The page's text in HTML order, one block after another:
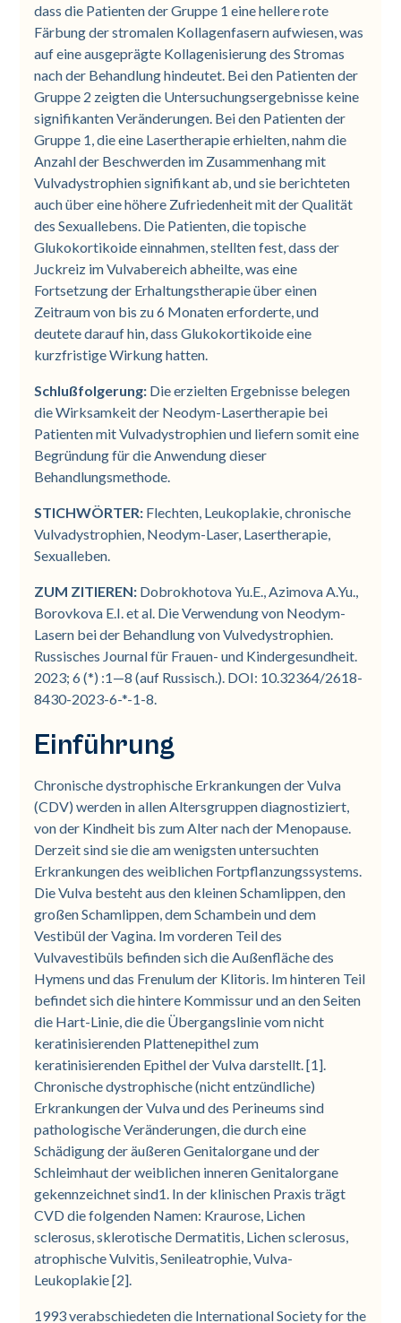
dass die Patienten der Gruppe 1 eine hellere rote
Färbung der stromalen Kollagenfasern aufwiesen, was
auf eine ausgeprägte Kollagenisierung des Stromas
nach der Behandlung hindeutet. Bei den Patienten der
Gruppe 2 zeigten die Untersuchungsergebnisse keine
signifikanten Veränderungen. Bei den Patienten der
Gruppe 1, die eine Lasertherapie erhielten, nahm die
Anzahl der Beschwerden im Zusammenhang mit
Vulvadystrophien signifikant ab, und sie berichteten
auch über eine höhere Zufriedenheit mit der Qualität
des Sexuallebens. Die Patienten, die topische
Glukokortikoide einnahmen, stellten fest, dass der
Juckreiz im Vulvabereich abheilte, was eine
Fortsetzung der Erhaltungstherapie über einen
Zeitraum von bis zu 6 Monaten erforderte, und
deutete darauf hin, dass Glukokortikoide eine
kurzfristige Wirkung hatten.
Schlußfolgerung: Die erzielten Ergebnisse belegen
die Wirksamkeit der Neodym-Lasertherapie bei
Patienten mit Vulvadystrophien und liefern somit eine
Begründung für die Anwendung dieser
Behandlungsmethode.
STICHWÖRTER: Flechten, Leukoplakie, chronische
Vulvadystrophien, Neodym-Laser, Lasertherapie,
Sexualleben.
ZUM ZITIEREN: Dobrokhotova Yu.E., Azimova A.Yu.,
Borovkova E.I. et al. Die Verwendung von Neodym-
Lasern bei der Behandlung von Vulvedystrophien.
Russisches Journal für Frauen- und Kindergesundheit.
2023; 6 (*) :1—8 (auf Russisch.). DOI: 10.32364/2618-
8430-2023-6-*-1-8.
Einführung
Chronische dystrophische Erkrankungen der Vulva
(CDV) werden in allen Altersgruppen diagnostiziert,
von der Kindheit bis zum Alter nach der Menopause.
Derzeit sind sie die am wenigsten untersuchten
Erkrankungen des weiblichen Fortpflanzungssystems.
Die Vulva besteht aus den kleinen Schamlippen, den
großen Schamlippen, dem Schambein und dem
Vestibül der Vagina. Im vorderen Teil des
Vulvavestibüls befinden sich die Außenfläche des
Hymens und das Frenulum der Klitoris. Im hinteren Teil
befindet sich die hintere Kommissur und an den Seiten
die Hart-Linie, die die Übergangslinie vom nicht
keratinisierenden Plattenepithel zum
keratinisierenden Epithel der Vulva darstellt. [1].
Chronische dystrophische (nicht entzündliche)
Erkrankungen der Vulva und des Perineums sind
pathologische Veränderungen, die durch eine
Schädigung der äußeren Genitalorgane und der
Schleimhaut der weiblichen inneren Genitalorgane
gekennzeichnet sind1. In der klinischen Praxis trägt
CVD die folgenden Namen: Kraurose, Lichen
sclerosus, sklerotische Dermatitis, Lichen sclerosus,
atrophische Vulvitis, Senileatrophie, Vulva-
Leukoplakie [2].
1993 verabschiedeten die International Society for the